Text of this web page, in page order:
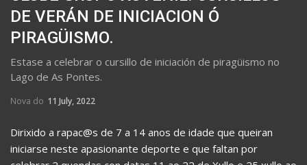
DE VERÁN DE INICIACION Ó
PIRAGÜISMO.
Estase a celebrar o cursillo de iniciación de piragüismo no
Lago de As Pontes.
Nova do 11 July, 2022
Dirixido a rapac@s de 7 a 14 anos de idade que queiran
iniciarse neste apasionante deporte e que faltan por